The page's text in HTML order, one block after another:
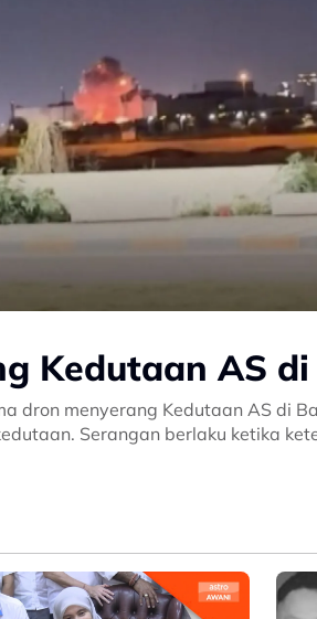
Kedutaan AS
dron menyerang Kedutaan AS di
Serangan berlaku ketika